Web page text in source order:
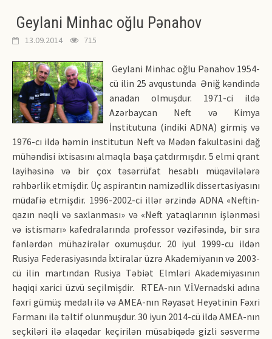
Geylani Minhac oğlu Pənahov
13.09.2014 715
Geylani Minhac oğlu Pənahov 1954-
cü ilin 25 avqustunda Əniğ kəndində
anadan olmuşdur. 1971-ci ildə
Azərbaycan Neft və Kimya
İnstitutuna (indiki ADNA) girmiş və
1976-cı ildə həmin institutun Neft və Mədən fakultəsini dağ
mühəndisi ixti­sasını almaqla başa çatdır­mışdır. 5 elmi qrant
layihəsinə və bir çox təsərrüfat hesablı mü­qa­vilələrə
rəhbərlik et­mişdir. Üç aspirantın namizədlik disserta­siyasını
müdafiə et­miş­dir. 1996-2002-ci illər ərzində ADNA «Neftin-
qazın nəqli və saxlanması» və «Neft yataqlarının işlənməsi
və istismarı» kafedralarında professor vəzifəsində, bir sıra
fənlərdən mühazirələr oxumuşdur. 20 iyul 1999-cu ildən
Rusiya Federasiyasında İxtiralar üzrə Akademiyanın və 2003-
cü ilin martından Rusiya Təbiət Elmləri Akademiyasının
həqiqi xarici üzvü seçilmişdir. RTEA-nın V.İ.Vernadski adına
fəxri gümüş medalı ilə və AMEA-nın Rəyasət Heyətinin Fəxri
Fərmanı ilə təltif olunmuşdur. 30 iyun 2014-cü ildə AMEA-nın
seçkiləri ilə əlaqədar keçirilən müsabiqədə gizli səsvermə